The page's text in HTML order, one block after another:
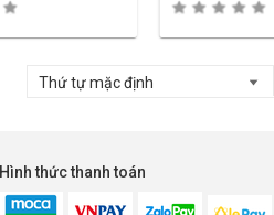
Hình thức thanh toán